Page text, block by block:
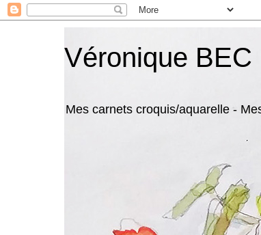
Véronique BEC
Mes carnets croquis/aquarelle -